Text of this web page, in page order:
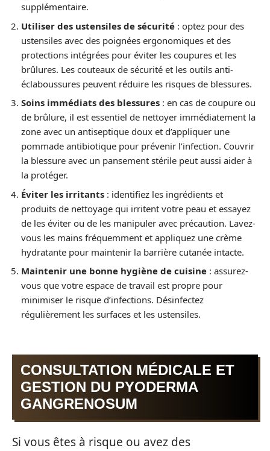
supplémentaire.
Utiliser des ustensiles de sécurité : optez pour des
ustensiles avec des poignées ergonomiques et des
protections intégrées pour éviter les coupures et les
brûlures. Les couteaux de sécurité et les outils anti-
éclaboussures peuvent réduire les risques de blessures.
Soins immédiats des blessures : en cas de coupure ou
de brûlure, il est essentiel de nettoyer immédiatement la
zone avec un antiseptique doux et d’appliquer une
pommade antibiotique pour prévenir l’infection. Couvrir
la blessure avec un pansement stérile peut aussi aider à
la protéger.
Éviter les irritants : identifiez les ingrédients et
produits de nettoyage qui irritent votre peau et essayez
de les éviter ou de les manipuler avec précaution. Lavez-
vous les mains fréquemment et appliquez une crème
hydratante pour maintenir la barrière cutanée intacte.
Maintenir une bonne hygiène de cuisine : assurez-
vous que votre espace de travail est propre pour
minimiser le risque d’infections. Désinfectez
régulièrement les surfaces et les ustensiles.
CONSULTATION MÉDICALE ET
GESTION DU PYODERMA
GANGRENOSUM
Si vous êtes à risque ou avez des